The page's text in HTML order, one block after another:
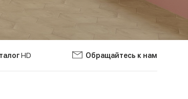
HD Обращайтесь к нам